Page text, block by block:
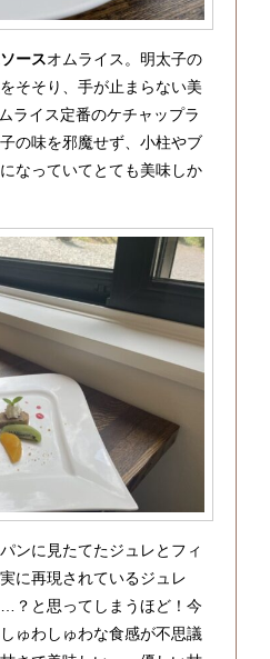
ースオムライス。明太子の
そそり、手が止まらない美
ライス定番のケチャップラ
の味を邪魔せず、小柱やブ
なっていてとても美味しか
ンに見たてたジュレとフィ
に再現されているジュレ
？と思ってしまうほど！今
ゅわしゅわな食感が不思議